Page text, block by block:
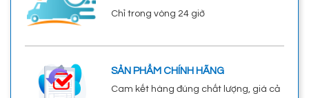
Chỉ trong vòng 24 giờ
SẢN PHẨM CHÍNH HÃNG
Cam kết hàng đúng chất lượng, giá cả